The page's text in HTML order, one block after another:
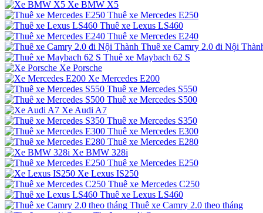
Xe BMW X5
Thuê xe Mercedes E250
Thuê xe Lexus LS460
Thuê xe Mercedes E240
Thuê xe Camry 2.0 đi Nội
Thuê xe Maybach 62 S
Xe Porsche
Xe Mercedes E200
Thuê xe Mercedes S550
Thuê xe Mercedes S500
Xe Audi A7
Thuê xe Mercedes S350
Thuê xe Mercedes E300
Thuê xe Mercedes E280
Xe BMW 328i
Thuê xe Mercedes E250
Xe Lexus IS250
Thuê xe Mercedes C250
Thuê xe Lexus LS460
Thuê xe Camry 2.0 theo tháng